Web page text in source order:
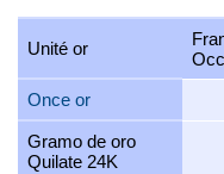
Unité or
Once or
Gramo de oro
Quilate 24K